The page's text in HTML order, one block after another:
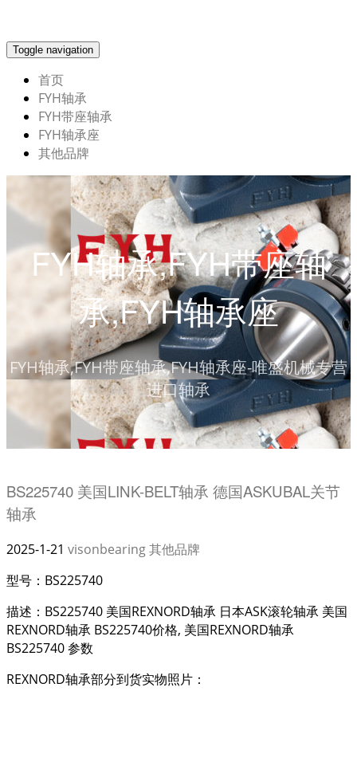
Toggle navigation
首页
FYH轴承
FYH带座轴承
FYH轴承座
其他品牌
FYH轴承,FYH带座轴
承,FYH轴承座
FYH轴承,FYH带座轴承,FYH轴承座-唯盛机械专营
进口轴承
BS225740 美国LINK-BELT轴承 德国ASKUBAL关节
轴承
2025-1-21 visonbearing其他品牌
型号：BS225740
描述：BS225740 美国REXNORD轴承 日本ASK滚轮轴承 美国
REXNORD轴承 BS225740价格, 美国REXNORD轴承
BS225740 参数
REXNORD轴承部分到货实物照片：